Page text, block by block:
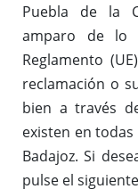
Puebla de la
amparo de lo
Reglamento
reclamación o
bien a través
existen en
Badajoz. Si
pulse el